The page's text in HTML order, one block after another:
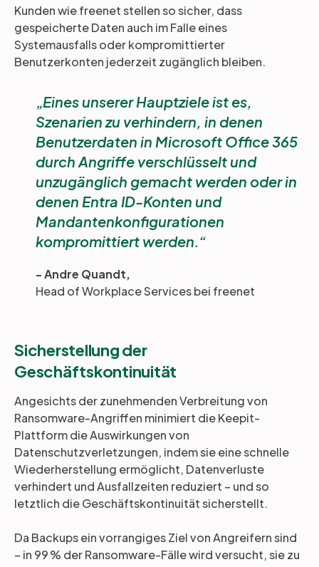
Kunden wie freenet stellen so sicher, dass
gespeicherte Daten auch im Falle eines
Systemausfalls oder kompromittierter
Benutzerkonten jederzeit zugänglich bleiben.
Eines unserer Hauptziele ist es,
Szenarien zu verhindern, in denen
Benutzerdaten in Microsoft Office 365
durch Angriffe verschlüsselt und
unzugänglich gemacht werden oder in
denen Entra ID-Konten und
Mandantenkonfigurationen
kompromittiert werden.
- Andre Quandt,
Head of Workplace Services bei freenet
Sicherstellung der
Geschäftskontinuität
Angesichts der zunehmenden Verbreitung von
Ransomware-Angriffen minimiert die Keepit-
Plattform die Auswirkungen von
Datenschutzverletzungen, indem sie eine schnelle
Wiederherstellung ermöglicht, Datenverluste
verhindert und Ausfallzeiten reduziert – und so
letztlich die Geschäftskontinuität sicherstellt.
Da Backups ein vorrangiges Ziel von Angreifern sind
– in 99 % der Ransomware-Fälle wird versucht, sie zu